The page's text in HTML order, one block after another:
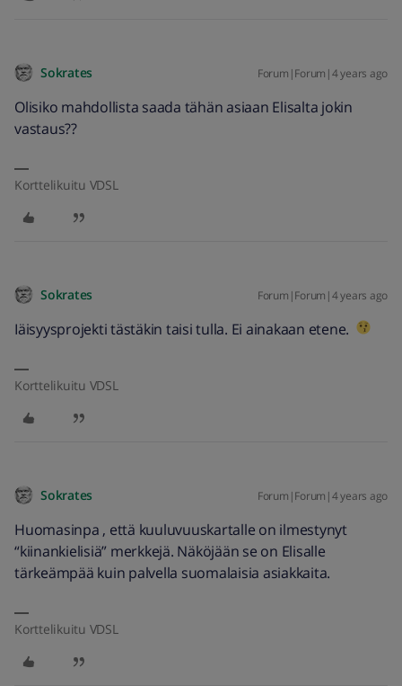
Sokrates Forum|Forum|4 years ago
Olisiko mahdollista saada tähän asiaan Elisalta jokin
vastaus??
Korttelikuitu VDSL
Sokrates Forum|Forum|4 years ago
Iäisyysprojekti tästäkin taisi tulla. Ei ainakaan etene.
Korttelikuitu VDSL
Sokrates Forum|Forum|4 years ago
Huomasinpa , että kuuluvuuskartalle on ilmestynyt
“kiinankielisiä” merkkejä. Näköjään se on Elisalle
tärkeämpää kuin palvella suomalaisia asiakkaita.
Korttelikuitu VDSL